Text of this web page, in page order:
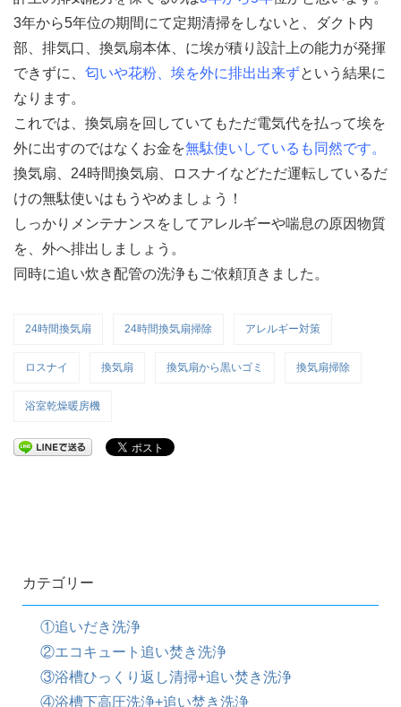
3年から5年位の期間にて定期清掃をしないと、ダクト内
部、排気口、換気扇本体、に埃が積り設計上の能力が発揮
できずに、 匂いや花粉、埃を外に排出出来ずという結果に
なります。
これでは、換気扇を回していてもただ電気代を払って埃を
外に出すのではなくお金を無駄使いしているも同然です。
換気扇、24時間換気扇、ロスナイなどただ運転しているだ
けの無駄使いはもうやめましょう！
しっかりメンテナンスをしてアレルギーや喘息の原因物質
を、外へ排出しましょう。
同時に追い炊き配管の洗浄もご依頼頂きました。
24時間換気扇 24時間換気扇掃除 アレルギー対策
ロスナイ 換気扇 換気扇から黒いゴミ 換気扇掃除
浴室乾燥暖房機
カテゴリー
①追いだき洗浄
②エコキュート追い焚き洗浄
③浴槽ひっくり返し清掃+追い焚き洗浄
④浴槽下高圧洗浄+追い焚き洗浄